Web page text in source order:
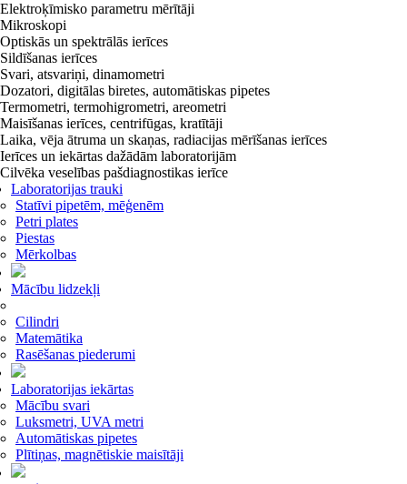
Elektroķīmisko parametru mērītāji
Mikroskopi
Optiskās un spektrālās ierīces
Sildīšanas ierīces
Svari, atsvariņi, dinamometri
Dozatori, digitālas biretes, automātiskas pipetes
Termometri, termohigrometri, areometri
Maisīšanas ierīces, centrifūgas, kratītāji
Laika, vēja ātruma un skaņas, radiacijas mērīšanas ierīces
Ierīces un iekārtas dažādām laboratorijām
Cilvēka veselības pašdiagnostikas ierīce
Laboratorijas trauki
Statīvi pipetēm, mēģenēm
Petri plates
Piestas
Mērkolbas
Mācību lidzekļi
Cilindri
Matemātika
Rasēšanas piederumi
Laboratorijas iekārtas
Mācību svari
Luksmetri, UVA metri
Automātiskas pipetes
Plītiņas, magnētiskie maisītāji